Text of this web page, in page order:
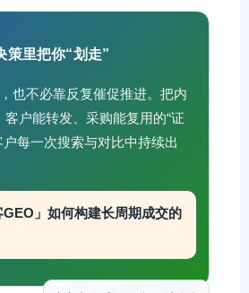
策里把你“划走”
也不必靠反复催促推进。把内
户能转发、采购能复用的“证
每一次搜索与对比中持续出
」如何构建长周期成交的